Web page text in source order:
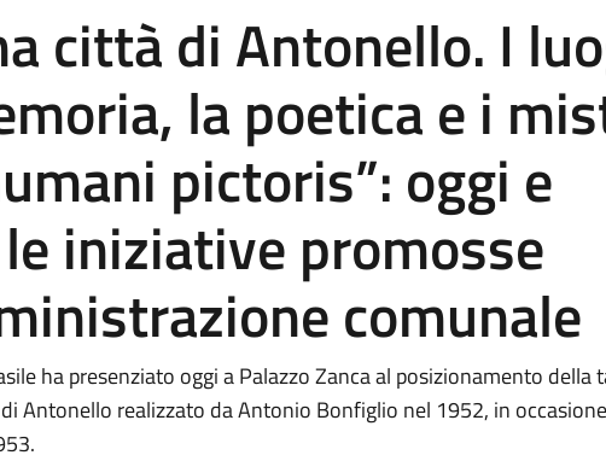
città di Antonello. I
la poetica e i
pictoris”: oggi e
iniziative promosse
comunale
ha presenziato oggi a Palazzo Zanca al posizionamento della
Antonello realizzato da Antonio Bonfiglio nel 1952, in